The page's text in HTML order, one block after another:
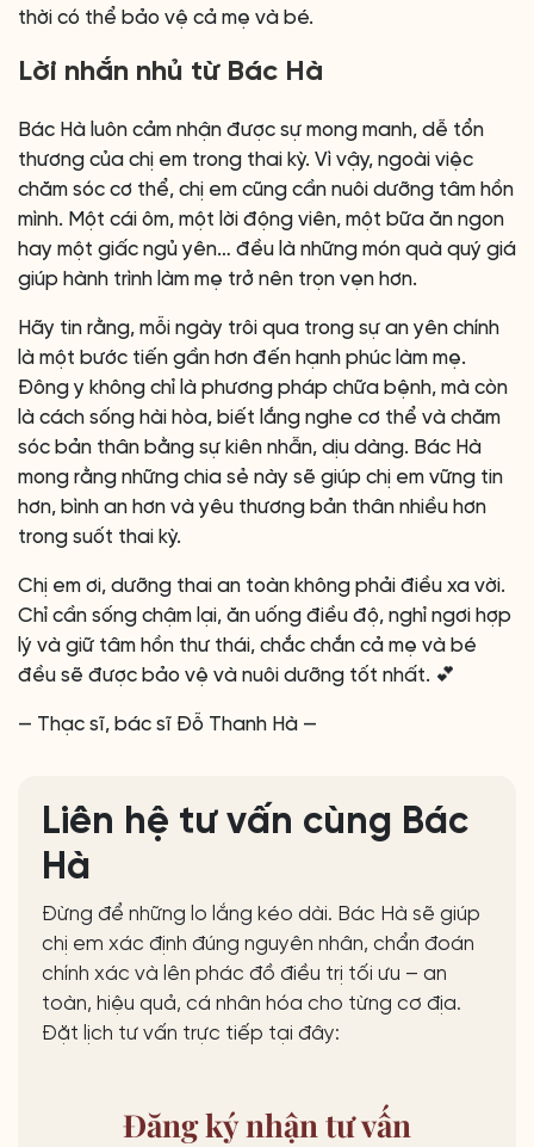
thời có thể bảo vệ cả mẹ và bé.
Lời nhắn nhủ từ Bác Hà
Bác Hà luôn cảm nhận được sự mong manh, dễ tổn
thương của chị em trong thai kỳ. Vì vậy, ngoài việc
chăm sóc cơ thể, chị em cũng cần nuôi dưỡng tâm hồn
mình. Một cái ôm, một lời động viên, một bữa ăn ngon
hay một giấc ngủ yên… đều là những món quà quý giá
giúp hành trình làm mẹ trở nên trọn vẹn hơn.
Hãy tin rằng, mỗi ngày trôi qua trong sự an yên chính
là một bước tiến gần hơn đến hạnh phúc làm mẹ.
Đông y không chỉ là phương pháp chữa bệnh, mà còn
là cách sống hài hòa, biết lắng nghe cơ thể và chăm
sóc bản thân bằng sự kiên nhẫn, dịu dàng. Bác Hà
mong rằng những chia sẻ này sẽ giúp chị em vững tin
hơn, bình an hơn và yêu thương bản thân nhiều hơn
trong suốt thai kỳ.
Chị em ơi, dưỡng thai an toàn không phải điều xa vời.
Chỉ cần sống chậm lại, ăn uống điều độ, nghỉ ngơi hợp
lý và giữ tâm hồn thư thái, chắc chắn cả mẹ và bé
đều sẽ được bảo vệ và nuôi dưỡng tốt nhất. 💕
— Thạc sĩ, bác sĩ Đỗ Thanh Hà —
Liên hệ tư vấn cùng Bác
Hà
Đừng để những lo lắng kéo dài. Bác Hà sẽ giúp
chị em xác định đúng nguyên nhân, chẩn đoán
chính xác và lên phác đồ điều trị tối ưu – an
toàn, hiệu quả, cá nhân hóa cho từng cơ địa.
Đặt lịch tư vấn trực tiếp tại đây:
Đăng kýnhận tư vấn